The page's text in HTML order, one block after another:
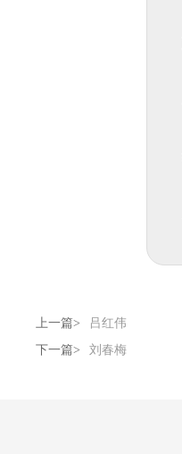
上一篇>
吕红伟
下一篇>
刘春梅